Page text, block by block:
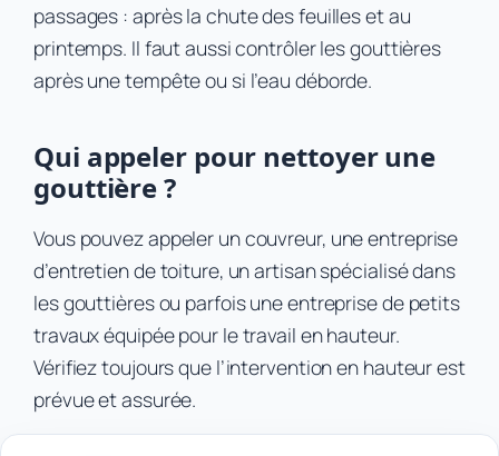
passages : après la chute des feuilles et au
printemps. Il faut aussi contrôler les gouttières
après une tempête ou si l’eau déborde.
Qui appeler pour nettoyer une
gouttière ?
Vous pouvez appeler un couvreur, une entreprise
d’entretien de toiture, un artisan spécialisé dans
les gouttières ou parfois une entreprise de petits
travaux équipée pour le travail en hauteur.
Vérifiez toujours que l’intervention en hauteur est
prévue et assurée.